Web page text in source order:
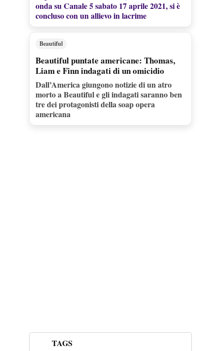
onda su Canale 5 sabato 17 aprile 2021, si è
concluso con un allievo in lacrime
Beautiful
Beautiful puntate americane: Thomas,
Liam e Finn indagati di un omicidio
Dall’America giungono notizie di un atro
morto a Beautiful e gli indagati saranno ben
tre dei protagonisti della soap opera
americana
TAGS